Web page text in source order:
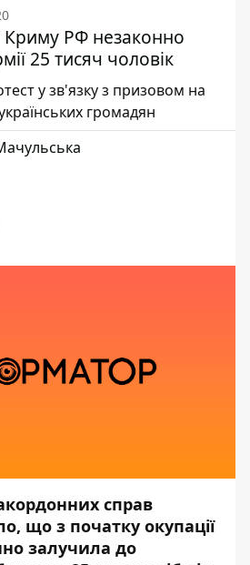
Криму РФ незаконно
25 тисяч чоловік
у зв'язку з призовом на
громадян
справ
що з початку окупації
залучила до